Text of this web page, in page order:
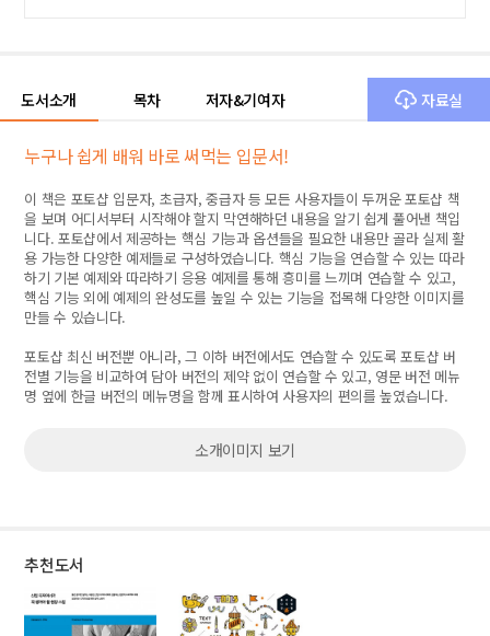
도서소개 목차 저자&기여자 자료실
누구나 쉽게 배워 바로 써먹는 입문서!
이 책은 포토샵 입문자, 초급자, 중급자 등 모든 사용자들이 두꺼운 포토샵 책
을 보며 어디서부터 시작해야 할지 막연해하던 내용을 알기 쉽게 풀어낸 책입
니다. 포토샵에서 제공하는 핵심 기능과 옵션들을 필요한 내용만 골라 실제 활
용 가능한 다양한 예제들로 구성하였습니다. 핵심 기능을 연습할 수 있는 따라
하기 기본 예제와 따라하기 응용 예제를 통해 흥미를 느끼며 연습할 수 있고,
핵심 기능 외에 예제의 완성도를 높일 수 있는 기능을 접목해 다양한 이미지를
만들 수 있습니다.
포토샵 최신 버전뿐 아니라, 그 이하 버전에서도 연습할 수 있도록 포토샵 버
전별 기능을 비교하여 담아 버전의 제약 없이 연습할 수 있고, 영문 버전 메뉴
명 옆에 한글 버전의 메뉴명을 함께 표시하여 사용자의 편의를 높였습니다.
소개이미지 보기
추천도서